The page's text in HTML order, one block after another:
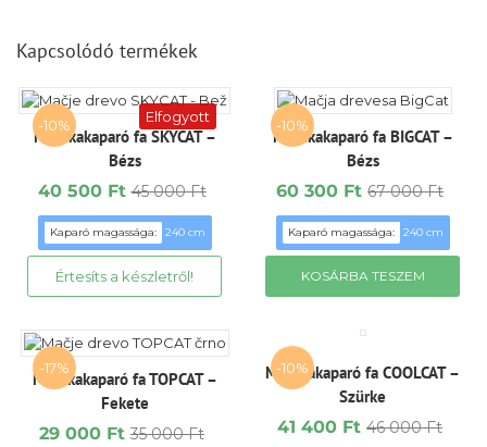
Kapcsolódó termékek
Elfogyott
-10%
Macskakaparó fa SKYCAT –
Bézs
45 000Ft
Original
price
was:
45
000 Ft.
40 500 FtCurrent
price
is:
40
500 Ft.
Kaparó magassága: 240 cm
-10%
Macskakaparó fa BIGCAT –
Bézs
67 000Ft
Original
price
was:
67
000 Ft.
60 300 FtCurrent
price
is:
60
300 Ft.
Kaparó magassága: 240 cm
KOSÁRBA TESZEM
-17%
Macskakaparó fa TOPCAT –
Fekete
35 000Ft
Original
29 000 FtCurrent
-10%
Macskakaparó fa COOLCAT –
Szürke
46 000Ft
Original
41 400 Ft Current